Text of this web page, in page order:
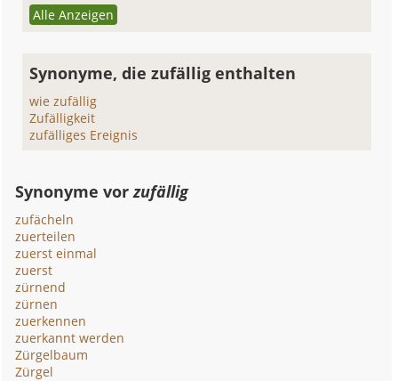
Alle Anzeigen
Synonyme, die zufällig enthalten
wie zufällig
Zufälligkeit
zufälliges Ereignis
Synonyme vorzufällig
zufächeln
zuerteilen
zuerst einmal
zuerst
zürnend
zürnen
zuerkennen
zuerkannt werden
Zürgelbaum
Zürgel